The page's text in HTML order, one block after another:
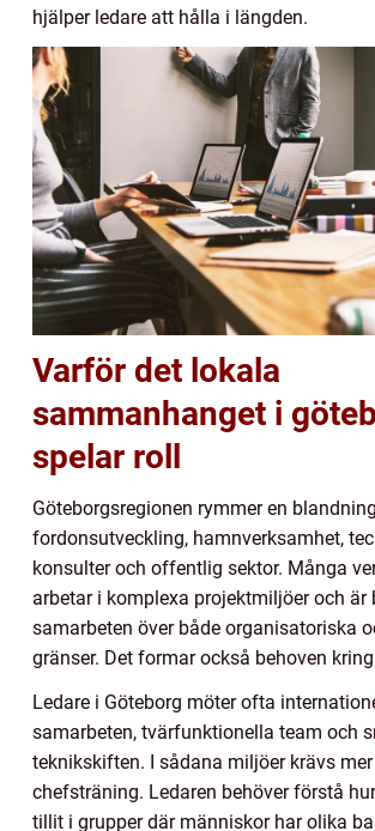
hjälper ledare att hålla i längden.
Varför det lokala
sammanhanget i
spelar roll
Göteborgsregionen rymmer en
fordonsutveckling, hamnverksamhet,
konsulter och offentlig sektor. Många
arbetar i komplexa projektmiljöer och är
samarbeten över både organisatoriska
gränser. Det formar också behoven
Ledare i Göteborg möter ofta
samarbeten, tvärfunktionella team och
teknikskiften. I sådana miljöer krävs
chefsträning. Ledaren behöver förstå
tillit i grupper där människor har olika